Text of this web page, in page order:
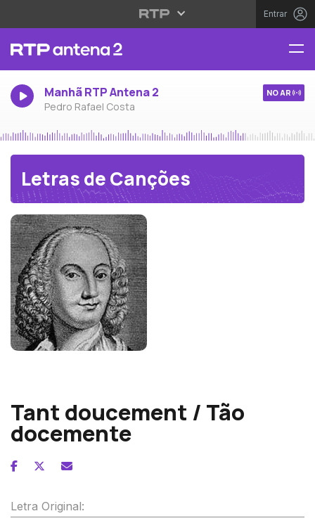
Entrar
Manhã RTP Antena 2
Pedro Rafael Costa
NO AR
Letras de Canções
Tant doucement / Tão
docemente
Letra Original: